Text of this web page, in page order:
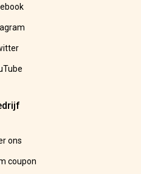
ons
coupon